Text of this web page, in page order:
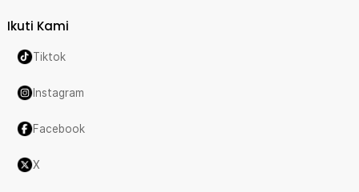
Ikuti Kami
Tiktok
Instagram
Facebook
X